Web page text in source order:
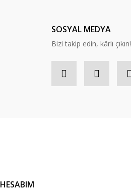
SOSYAL MEDYA
Bizi takip edin, kârlı çıkın!
HESABIM